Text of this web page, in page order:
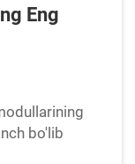
Eng
bo'lib
ko'rsatish